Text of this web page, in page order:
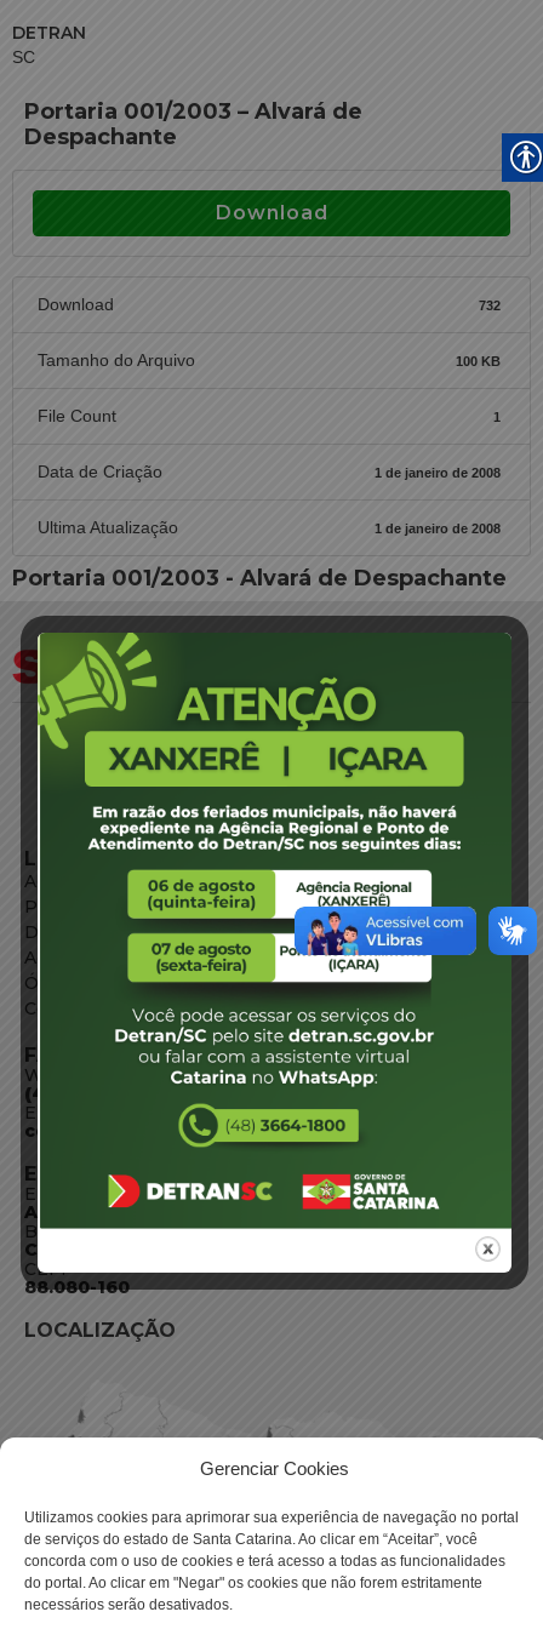
Gerenciar Cookies
Utilizamos cookies para aprimorar sua experiência de navegação no portal
de serviços do estado de Santa Catarina. Ao clicar em “Aceitar”, você
concorda com o uso de cookies e terá acesso a todas as funcionalidades
do portal. Ao clicar em "Negar" os cookies que não forem estritamente
necessários serão desativados.
DETRAN
SC
Portaria 001/2003 – Alvará de
Despachante
Download
Download 732
Tamanho do Arquivo 100 KB
File Count 1
Data de Criação 1 de janeiro de 2008
Ultima Atualização 1 de janeiro de 2008
Portaria 001/2003 - Alvará de Despachante
LINKS EXTERNOS
Agência de Notícias
Portal de Serviços
Diário Oficial
Acesso à Informação
Órgãos do Governo
Conheça SC
FALE CONOSCO
WhatsApp:
(48) 3664-1800
E-mail:
centraldeinformacoes@detran.sc.gov.br
ENDEREÇO
Endereço:
Av. Almirante Tamandaré - 480
Bairro:
Coqueiros, Florianópolis SC
CEP:
88.080-160
LOCALIZAÇÃO